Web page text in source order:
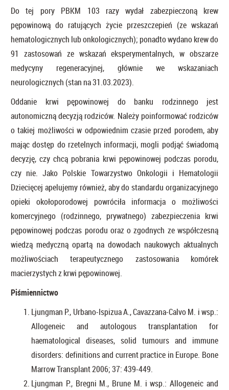
Do tej pory PBKM 103 razy wydał zabezpieczoną krew
pępowinową do ratujących życie przeszczepień (ze wskazań
hematologicznych lub onkologicznych); ponadto wydano krew do
91 zastosowań ze wskazań eksperymentalnych, w obszarze
medycyny regeneracyjnej, głównie we wskazaniach
neurologicznych (stan na 31.03.2023).
Oddanie krwi pępowinowej do banku rodzinnego jest
autonomiczną decyzją rodziców. Należy poinformować rodziców
o takiej możliwości w odpowiednim czasie przed porodem, aby
mając dostęp do rzetelnych informacji, mogli podjąć świadomą
decyzję, czy chcą pobrania krwi pępowinowej podczas porodu,
czy nie. Jako Polskie Towarzystwo Onkologii i Hematologii
Dziecięcej apelujemy również, aby do standardu organizacyjnego
opieki okołoporodowej powróciła informacja o możliwości
komercyjnego (rodzinnego, prywatnego) zabezpieczenia krwi
pępowinowej podczas porodu oraz o zgodnych ze współczesną
wiedzą medyczną opartą na dowodach naukowych aktualnych
możliwościach terapeutycznego zastosowania komórek
macierzystych z krwi pępowinowej.
Piśmiennictwo
Ljungman P., Urbano-Ispizua A., Cavazzana-Calvo M. i wsp.:
Allogeneic and autologous transplantation for
haematological diseases, solid tumours and immune
disorders: definitions and current practice in Europe. Bone
Marrow Transplant 2006; 37: 439-449.
Ljungman P., Bregni M., Brune M. i wsp.: Allogeneic and